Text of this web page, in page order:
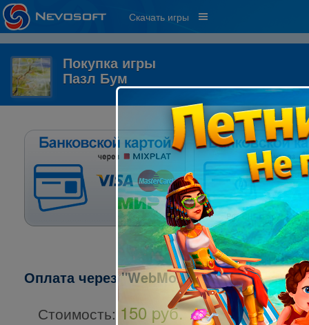
Скачать игры
Покупка игры
Пазл Бум
Оплата через "WebMoney":
Стоимость: 150 pуб.